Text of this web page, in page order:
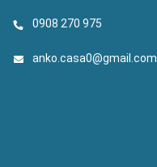
0908 270 975
anko.casa0@gmail.com